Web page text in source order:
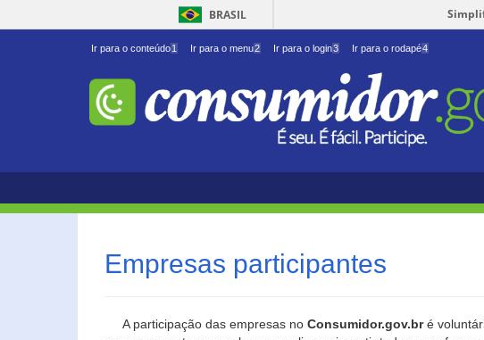
BRASIL
Ir para o conteúdo1 Ir para o menu2 Ir para o login3 Ir para o rodapé4
Empresas participantes
A participação das empresas no Consumidor.gov.bré